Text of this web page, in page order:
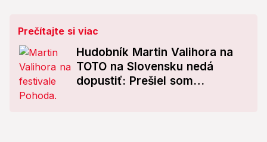
Prečítajte si viac
Hudobník Martin Valihora na
TOTO na Slovensku nedá
dopustiť: Prešiel som